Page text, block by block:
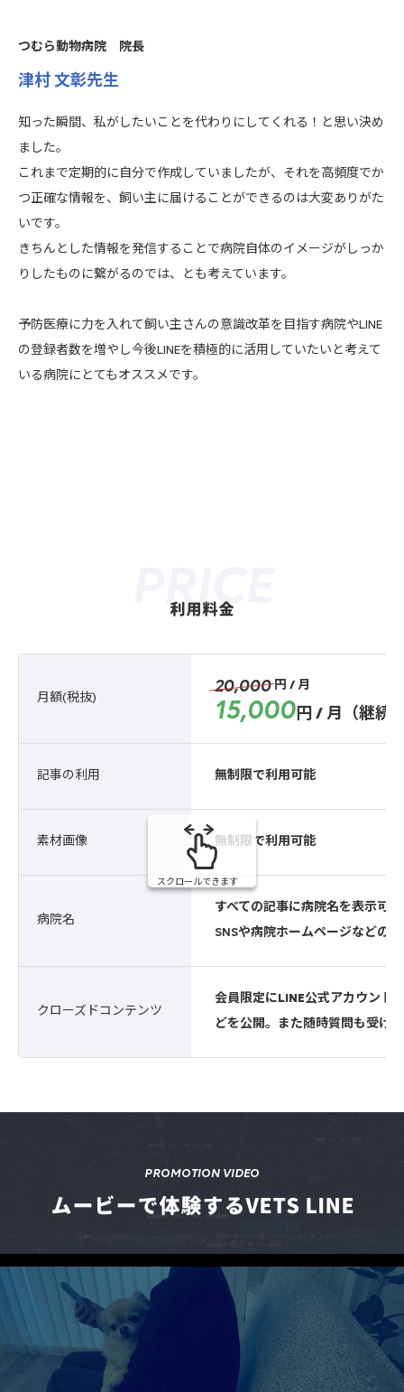
つむら動物病院 院長
津村 文彰先生
知った瞬間、私がしたいことを代わりにしてくれる！と思い決め
ました。
これまで定期的に自分で作成していましたが、それを高頻度でか
つ正確な情報を、飼い主に届けることができるのは大変ありがた
いです。
きちんとした情報を発信することで病院自体のイメージがしっか
りしたものに繋がるのでは、とも考えています。
予防医療に力を入れて飼い主さんの意識改革を目指す病院やLINE
の登録者数を増やし今後LINEを積極的に活用していたいと考えて
いる病院にとてもオススメです。
PRICE
利用料金
月額(税抜)
20,000 円 / 月
15,000 円 / 月（継続
記事の利用 無制限で利用可能
素材画像 無制限で利用可能
病院名
すべての記事に病院名を表示可能
SNSや病院ホームページなどの
クローズドコンテンツ
会員限定にLINE公式アカウント
どを公開。
また随時質問も受け
スクロールできます
PROMOTION VIDEO
ムービーで体験するVETS LINE